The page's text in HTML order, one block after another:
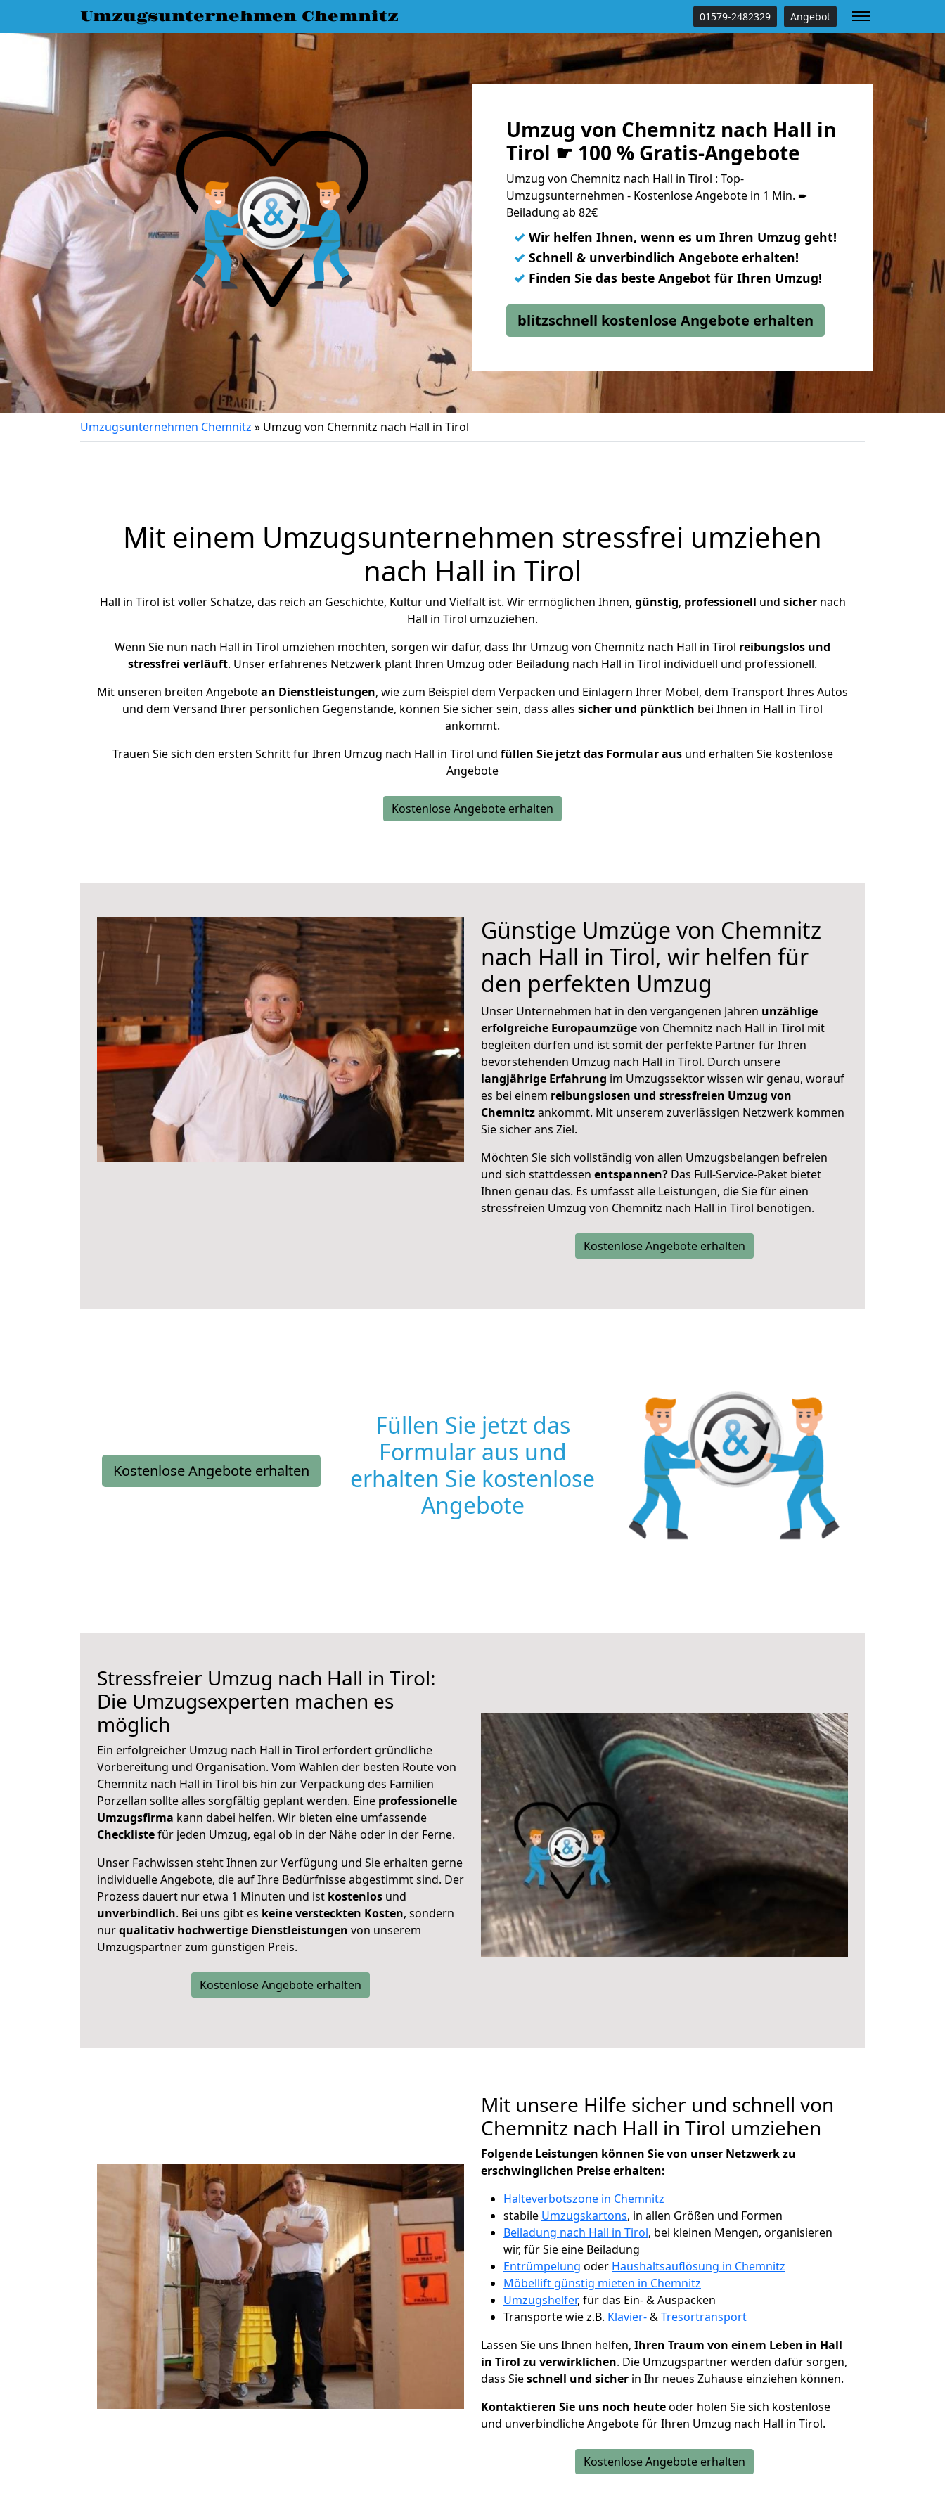
Umzugsunternehmen Chemnitz 01579-2482329 Angebot
Umzug von Chemnitz nach Hall in
Tirol ☛ 100 % Gratis-Angebote
Umzug von Chemnitz nach Hall in Tirol : Top-
Umzugsunternehmen - Kostenlose Angebote in 1 Min. ➨
Beiladung ab 82€
✓ Wir helfen Ihnen, wenn es um Ihren Umzug geht!
✓ Schnell & unverbindlich Angebote erhalten!
✓ Finden Sie das beste Angebot für Ihren Umzug!
blitzschnell kostenlose Angebote erhalten
Umzugsunternehmen Chemnitz » Umzug von Chemnitz nach Hall in Tirol
Mit einem Umzugsunternehmen stressfrei umziehen
nach Hall in Tirol
Hall in Tirol ist voller Schätze, das reich an Geschichte, Kultur und Vielfalt ist. Wir ermöglichen Ihnen, günstig, professionell und sichernach
Hall in Tirol umzuziehen.
Wenn Sie nun nach Hall in Tirol umziehen möchten, sorgen wir dafür, dass Ihr Umzug von Chemnitz nach Hall in Tirol reibungslos und
stressfrei verläuft. Unser erfahrenes Netzwerk plant Ihren Umzug oder Beiladung nach Hall in Tirol individuell und professionell.
Mit unseren breiten Angebotean Dienstleistungen, wie zum Beispiel dem Verpacken und Einlagern Ihrer Möbel, dem Transport Ihres Autos
und dem Versand Ihrer persönlichen Gegenstände, können Sie sicher sein, dass alles sicher und pünktlich bei Ihnen in Hall in Tirol
ankommt.
Trauen Sie sich den ersten Schritt für Ihren Umzug nach Hall in Tirol und füllen Sie jetzt das Formular ausund erhalten Sie kostenlose
Angebote
Kostenlose Angebote erhalten
Günstige Umzüge von Chemnitz
nach Hall in Tirol, wir helfen für
den perfekten Umzug
Unser Unternehmen hat in den vergangenen Jahren unzählige
erfolgreiche Europaumzügevon Chemnitz nach Hall in Tirol mit
begleiten dürfen und ist somit der perfekte Partner für Ihren
bevorstehenden Umzug nach Hall in Tirol. Durch unsere
langjährige Erfahrung im Umzugssektor wissen wir genau, worauf
es bei einem reibungslosen und stressfreien Umzug von
Chemnitzankommt. Mit unserem zuverlässigen Netzwerk kommen
Sie sicher ans Ziel.
Möchten Sie sich vollständig von allen Umzugsbelangen befreien
und sich stattdessen entspannen? Das Full-Service-Paket bietet
Ihnen genau das. Es umfasst alle Leistungen, die Sie für einen
stressfreien Umzug von Chemnitz nach Hall in Tirol benötigen.
Kostenlose Angebote erhalten
Kostenlose Angebote erhalten
Füllen Sie jetzt das
Formular aus und
erhalten Sie kostenlose
Angebote
Stressfreier Umzug nach Hall in Tirol:
Die Umzugsexperten machen es
möglich
Ein erfolgreicher Umzug nach Hall in Tirol erfordert gründliche
Vorbereitung und Organisation. Vom Wählen der besten Route von
Chemnitz nach Hall in Tirol bis hin zur Verpackung des Familien
Porzellan sollte alles sorgfältig geplant werden. Eine professionelle
Umzugsfirma kann dabei helfen. Wir bieten eine umfassende
Checklistefür jeden Umzug, egal ob in der Nähe oder in der Ferne.
Unser Fachwissen steht Ihnen zur Verfügung und Sie erhalten gerne
individuelle Angebote, die auf Ihre Bedürfnisse abgestimmt sind. Der
Prozess dauert nur etwa 1 Minuten und ist kostenlos und
unverbindlich. Bei uns gibt es keine versteckten Kosten, sondern
nurqualitativ hochwertige Dienstleistungen von unserem
Umzugspartner zum günstigen Preis.
Kostenlose Angebote erhalten
Mit unsere Hilfe sicher und schnell von
Chemnitz nach Hall in Tirol umziehen
Folgende Leistungen können Sie von unser Netzwerk zu
erschwinglichen Preise erhalten:
Halteverbotszone in Chemnitz
stabile Umzugskartons, in allen Größen und Formen
Beiladung nach Hall in Tirol, bei kleinen Mengen, organisieren
wir, für Sie eine Beiladung
Entrümpelung oder Haushaltsauflösung in Chemnitz
Möbellift günstig mieten in Chemnitz
Umzugshelfer, für das Ein- & Auspacken
Transporte wie z.B. Klavier-&Tresortransport
Lassen Sie uns Ihnen helfen, Ihren Traum von einem Leben in Hall
in Tirol zu verwirklichen. Die Umzugspartner werden dafür sorgen,
dass Sieschnell und sicher in Ihr neues Zuhause einziehen können.
Kontaktieren Sie uns noch heuteoder holen Sie sich kostenlose
und unverbindliche Angebote für Ihren Umzug nach Hall in Tirol.
Kostenlose Angebote erhalten